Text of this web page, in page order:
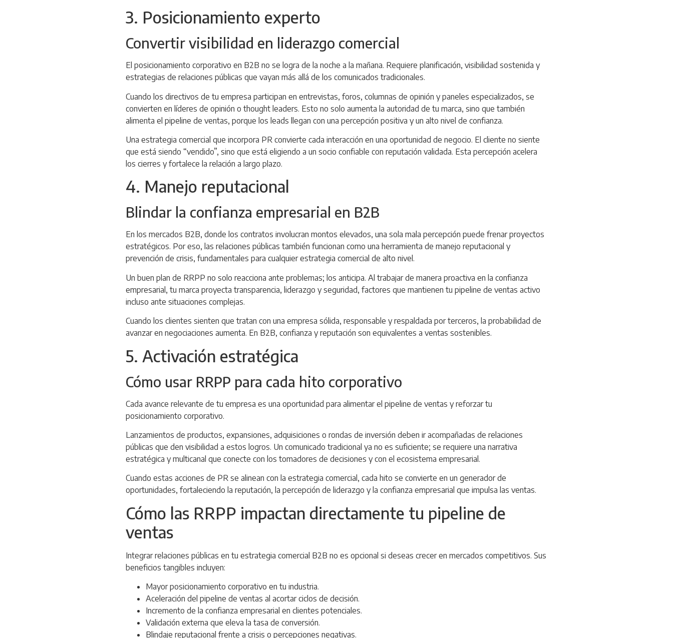
3. Posicionamiento experto
Convertir visibilidad en liderazgo comercial
El posicionamiento corporativo en B2B no se logra de la noche a la mañana. Requiere planificación, visibilidad sostenida y
estrategias de relaciones públicas que vayan más allá de los comunicados tradicionales.
Cuando los directivos de tu empresa participan en entrevistas, foros, columnas de opinión y paneles especializados, se
convierten en líderes de opinión o thought leaders. Esto no solo aumenta la autoridad de tu marca, sino que también
alimenta el pipeline de ventas, porque los leads llegan con una percepción positiva y un alto nivel de confianza.
Una estrategia comercial que incorpora PR convierte cada interacción en una oportunidad de negocio. El cliente no siente
que está siendo “vendido”, sino que está eligiendo a un socio confiable con reputación validada. Esta percepción acelera
los cierres y fortalece la relación a largo plazo.
4. Manejo reputacional
Blindar la confianza empresarial en B2B
En los mercados B2B, donde los contratos involucran montos elevados, una sola mala percepción puede frenar proyectos
estratégicos. Por eso, las relaciones públicas también funcionan como una herramienta de manejo reputacional y
prevención de crisis, fundamentales para cualquier estrategia comercial de alto nivel.
Un buen plan de RRPP no solo reacciona ante problemas; los anticipa. Al trabajar de manera proactiva en la confianza
empresarial, tu marca proyecta transparencia, liderazgo y seguridad, factores que mantienen tu pipeline de ventas activo
incluso ante situaciones complejas.
Cuando los clientes sienten que tratan con una empresa sólida, responsable y respaldada por terceros, la probabilidad de
avanzar en negociaciones aumenta. En B2B, confianza y reputación son equivalentes a ventas sostenibles.
5. Activación estratégica
Cómo usar RRPP para cada hito corporativo
Cada avance relevante de tu empresa es una oportunidad para alimentar el pipeline de ventas y reforzar tu
posicionamiento corporativo.
Lanzamientos de productos, expansiones, adquisiciones o rondas de inversión deben ir acompañadas de relaciones
públicas que den visibilidad a estos logros. Un comunicado tradicional ya no es suficiente; se requiere una narrativa
estratégica y multicanal que conecte con los tomadores de decisiones y con el ecosistema empresarial.
Cuando estas acciones de PR se alinean con la estrategia comercial, cada hito se convierte en un generador de
oportunidades, fortaleciendo la reputación, la percepción de liderazgo y la confianza empresarial que impulsa las ventas.
Cómo las RRPP impactan directamente tu pipeline de
ventas
Integrar relaciones públicas en tu estrategia comercial B2B no es opcional si deseas crecer en mercados competitivos. Sus
beneficios tangibles incluyen:
Mayor posicionamiento corporativo en tu industria.
Aceleración del pipeline de ventas al acortar ciclos de decisión.
Incremento de la confianza empresarial en clientes potenciales.
Validación externa que eleva la tasa de conversión.
Blindaje reputacional frente a crisis o percepciones negativas.